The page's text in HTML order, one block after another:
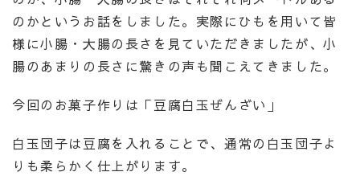
のかというお話をしました。実際にひもを用いて皆
様に小腸・大腸の長さを見ていただきましたが、小
腸のあまりの長さに驚きの声も聞こえてきました。
今回のお菓子作りは「豆腐白玉ぜんざい」
白玉団子は豆腐を入れることで、通常の白玉団子よ
りも柔らかく仕上がります。